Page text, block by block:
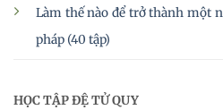
Làm thế nào để trở thành một
pháp (40 tập)
HỌC TẬP ĐỆ TỬ QUY